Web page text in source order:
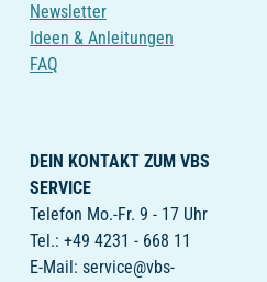
Newsletter
Ideen & Anleitungen
FAQ
DEIN KONTAKT ZUM VBS
SERVICE
Telefon Mo.-Fr. 9 - 17 Uhr
Tel.: +49 4231 - 668 11
E-Mail: service@vbs-